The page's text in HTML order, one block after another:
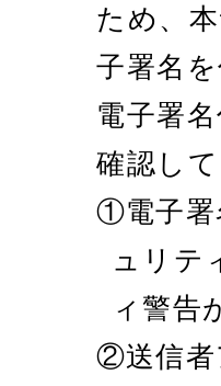
ため、
子署名
電子署
確認し
①電子署
ュリテ
ィ警告
②送信者